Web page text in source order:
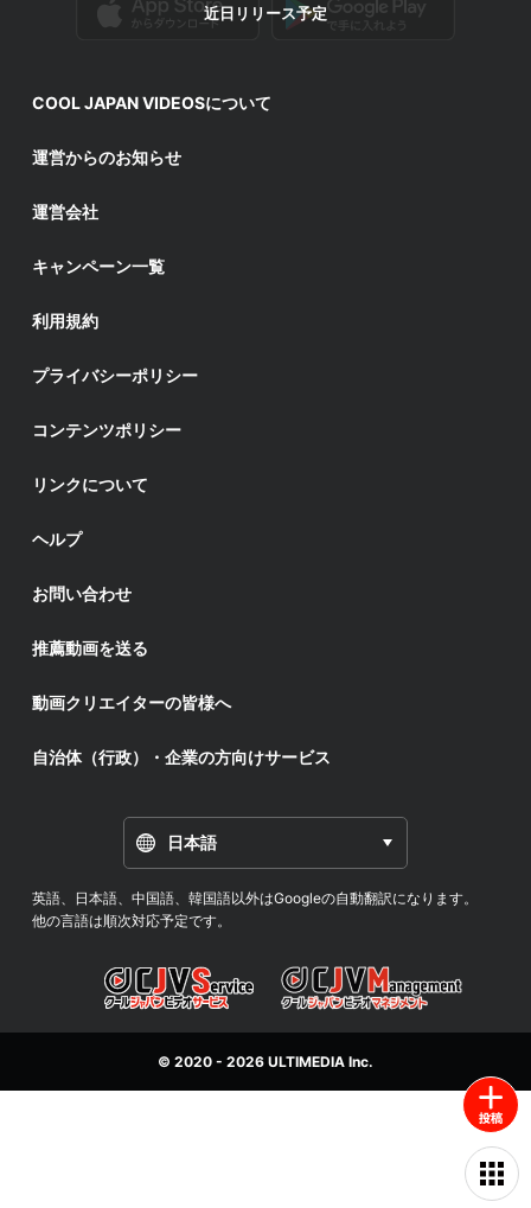
近日リリース予定
COOL JAPAN VIDEOSについて
運営からのお知らせ
運営会社
キャンペーン一覧
利用規約
プライバシーポリシー
コンテンツポリシー
リンクについて
ヘルプ
お問い合わせ
推薦動画を送る
動画クリエイターの皆様へ
自治体（行政）・企業の方向けサービス
日本語
英語、日本語、中国語、韓国語以外はGoogleの自動翻訳になります。
他の言語は順次対応予定です。
© 2020 - 2026 ULTIMEDIA Inc.